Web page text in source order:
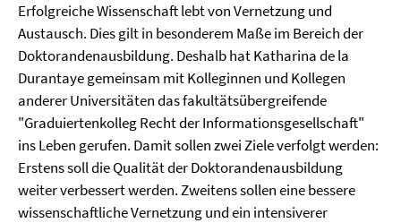
Erfolgreiche Wissenschaft lebt von Vernetzung und
Austausch. Dies gilt in besonderem Maße im Bereich der
Doktorandenausbildung. Deshalb hat Katharina de la
Durantaye gemeinsam mit Kolleginnen und Kollegen
anderer Universitäten das fakultätsübergreifende
"Graduiertenkolleg Recht der Informationsgesellschaft"
ins Leben gerufen. Damit sollen zwei Ziele verfolgt werden:
Erstens soll die Qualität der Doktorandenausbildung
weiter verbessert werden. Zweitens sollen eine bessere
wissenschaftliche Vernetzung und ein intensiverer